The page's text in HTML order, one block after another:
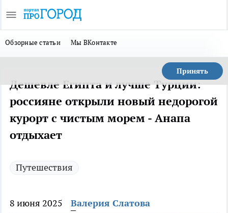
Обзорные статьи Мы ВКонтакте
Принять
Дешевле Египта и лучше Турции:
россияне открыли новый недорогой
курорт с чистым морем - Анапа
отдыхает
Путешествия
8 июня 2025 Валерия Слатова